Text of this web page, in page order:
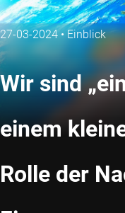
27-03-2024 • Einblick
Wir sind
einem
Rolle der